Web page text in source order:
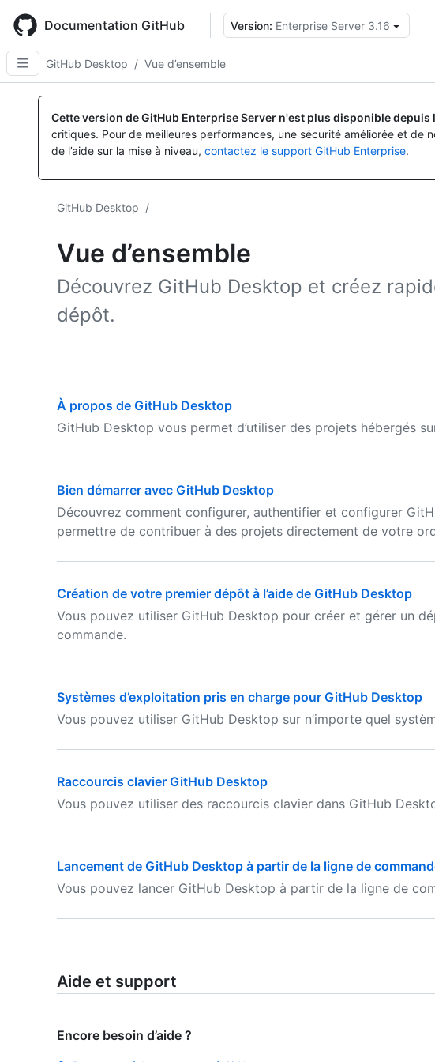
main
content
Documentation GitHub Version: Enterprise Server 3.16
GitHub Desktop / Vue d’ensemble
Cette version de GitHub Enterprise Server n'est plus disponible depuis
critiques. Pour de meilleures performances, une sécurité améliorée et de
de l’aide sur la mise à niveau, contactez le support GitHub Enterprise.
GitHub Desktop /
Vue d’ensemble
Découvrez GitHub Desktop et créez
dépôt.
À propos de GitHub Desktop
GitHub Desktop vous permet d’utiliser des projets hébergés
Bien démarrer avec GitHub Desktop
Découvrez comment configurer, authentifier et configurer
permettre de contribuer à des projets directement de votre
Création de votre premier dépôt à l’aide de GitHub Desktop
Vous pouvez utiliser GitHub Desktop pour créer et gérer un
commande.
Systèmes d’exploitation pris en charge pour GitHub Desktop
Vous pouvez utiliser GitHub Desktop sur n’importe quel
Raccourcis clavier GitHub Desktop
Vous pouvez utiliser des raccourcis clavier dans GitHub
Lancement de GitHub Desktop à partir de la ligne de
Vous pouvez lancer GitHub Desktop à partir de la ligne de
Aide et support
Encore besoin d’aide ?